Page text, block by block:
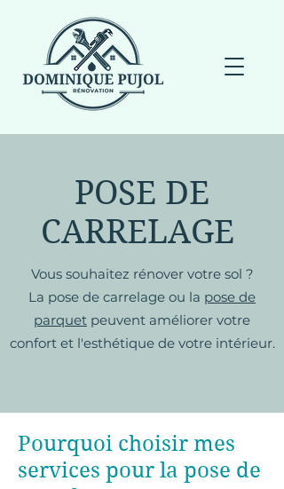
POSE DE
CARRELAGE
Vous souhaitez rénover votre sol ?
La pose de carrelage ou la pose de
parquet peuvent améliorer votre
confort et l'esthétique de votre intérieur.
Pourquoi choisir mes
services pour la pose de